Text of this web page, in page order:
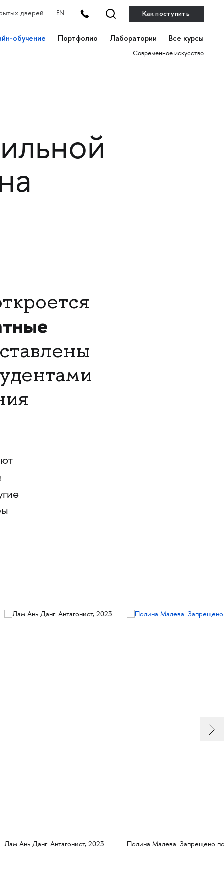
дверей EN Как поступить
обучение Портфолио Лаборатории Все курсы
Современное искусство
Лам Ань Данг. Антагонист, 2023 Полина Малева. Запрещено